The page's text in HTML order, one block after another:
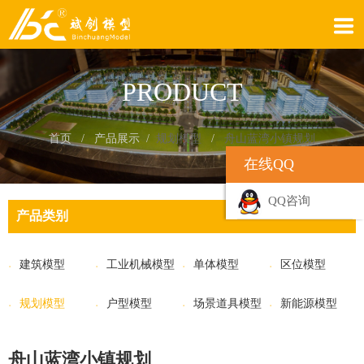
PRODUCT
首页 / 产品展示 / 规划模型 / 舟山蓝湾小镇规划
产品类别
建筑模型 工业机械模型 单体模型 区位模型
规划模型 户型模型 场景道具模型 新能源模型
舟山蓝湾小镇规划
在线QQ
QQ咨询